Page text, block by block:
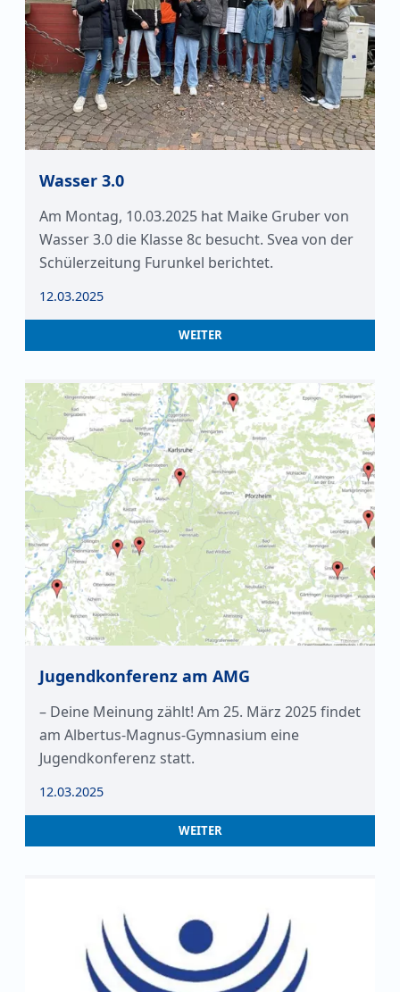
Wasser 3.0
Am Montag, 10.03.2025 hat Maike Gruber von
Wasser 3.0 die Klasse 8c besucht. Svea von der
Schülerzeitung Furunkel berichtet.
12.03.2025
WEITER
Jugendkonferenz am AMG
– Deine Meinung zählt! Am 25. März 2025 findet
am Albertus-Magnus-Gymnasium eine
Jugendkonferenz statt.
12.03.2025
WEITER